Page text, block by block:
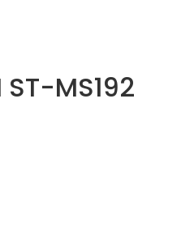
ST-MS192